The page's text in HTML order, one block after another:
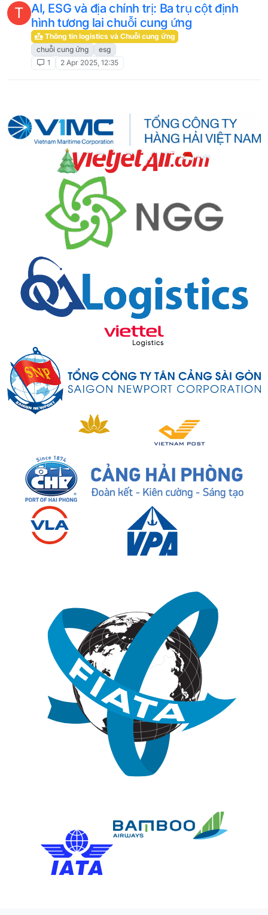
T AI, ESG và địa chính trị: Ba trụ cột định
hình tương lai chuỗi cung ứng
Thông tin logistics và Chuỗi cung ứng
chuỗi cung ứng
esg
1
2 Apr 2025, 12:35